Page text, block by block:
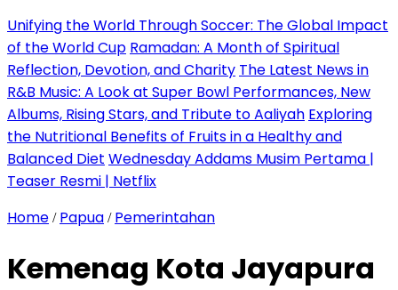
Unifying the World Through Soccer: The Global Impact
of the World Cup Ramadan: A Month of Spiritual
Reflection, Devotion, and Charity The Latest News in
R&B Music: A Look at Super Bowl Performances, New
Albums, Rising Stars, and Tribute to Aaliyah Exploring
the Nutritional Benefits of Fruits in a Healthy and
Balanced Diet Wednesday Addams Musim Pertama |
Teaser Resmi | Netflix
Home / Papua / Pemerintahan
Kemenag Kota Jayapura